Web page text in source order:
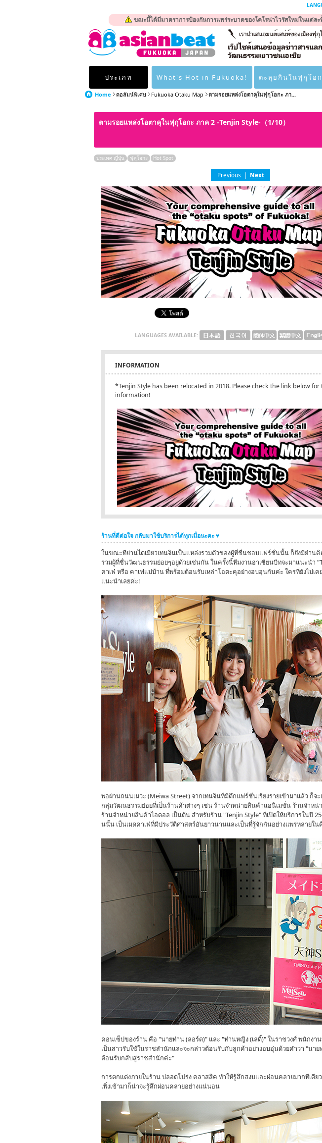
ขณะนี้ได้มีมาตราการป้องกันการแพร่ระบาดของโคโรน่าไวรัสใหม่ในแต่
ประเภท What's Hot in Fukuoka! ตะลุยกินในฟุกุโอ
Home คอลัมน์พิเศษ Fukuoka Otaku Map ตามรอยแหล่งโอตาคุในฟุกุโอกะ ภา...
ตามรอยแหล่งโอตาคุในฟุกุโอกะ ภาค 2 -Tenjin Style-（1/10）
ประเทศ ญี่ปุ่น ฟุคุโอกะ Hot Spot
Previous | Next
LANGUAGES AVAILABLE:
INFORMATION
*Tenjin Style has been relocated in 2018. Please check the link below
information!
ร้านที่ดีต่อใจ กลับมาใช้บริการได้ทุกเมื่อนะคะ ♥
ในขณะทีย่านไดเมียวเทนจินเป็นแหล่งรวมตัวของผู้ที่ชื่นชอบแฟร์ชั่นนั้น ก็ยังมีย่านคิ
รวมผู้ที่ชื่นวัฒนธรรมย่อยๆอยู่ด้วยเช่นกัน ในครั้งนี้ทีมงานอาเซียนบีทจะมาแนะนำ
คาเฟ่ หรือ คาเฟ่แม่บ้าน ที่พร้อมต้อนรับเหล่าโอตะคุอย่างอบอุ่นกันค่ะ ใครที่ยังไม่เค
แนะนำเลยค่ะ!
พอผ่านถนนเมวะ (Meiwa Street) จากเทนจินที่มีตึกแฟร์ชั่นเรียงรายเข้ามาแล้ว ก็จ
กลุ่มวัฒนธรรมย่อยที่เป็นร้านค้าต่างๆ เช่น ร้านจำหน่ายสินค้าแอนิเมชั่น ร้านจำหน่
ร้านจำหน่ายสินค้าไอดอล เป็นต้น สำหรับร้าน "Tenjin Style" ที่เปิดให้บริการในปี
นนั้น เป็นเมดคาเฟ่ที่มีประวัติศาสตร์อันยาวนานและเป็นที่รู้จักกันอย่างแพร่หลายใน
คอนเซ็ปของร้าน คือ "นายท่าน (ลอร์ด)" และ "ท่านหญิง (เลดี้)" ในราชวงศ์ พนักง
เป็นสาวรับใช้ในราชสำนักและจะกล่าวต้อนรับกับลูกค้าอย่างอบอุ่นด้วยคำว่า "นา
ต้อนรับกลับสู่ราชสำนักค่ะ"
การตกแต่งภายในร้าน ปลอดโปร่ง คลาสสิค ทำให้รู้สึกสงบและผ่อนคลายมากทีเดีย
เพิ่งเข้ามาก็น่าจะรู้สึกผ่อนคลายอย่างแน่นอน